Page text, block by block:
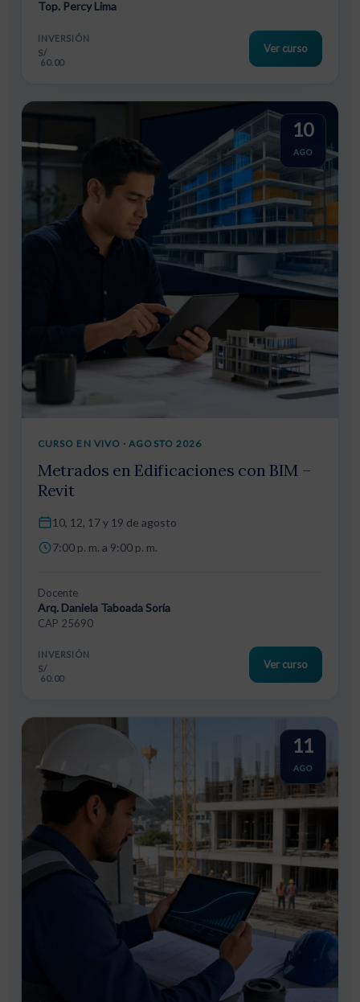
Top. Percy Lima
INVERSIÓN
S/
60.00
Ver curso
10
AGO
CURSO EN VIVO · AGOSTO 2026
Metrados en Edificaciones con BIM –
Revit
10, 12, 17 y 19 de agosto
7:00 p. m. a 9:00 p. m.
Docente
Arq. Daniela Taboada Soria
CAP 25690
INVERSIÓN
S/
60.00
Ver curso
11
AGO